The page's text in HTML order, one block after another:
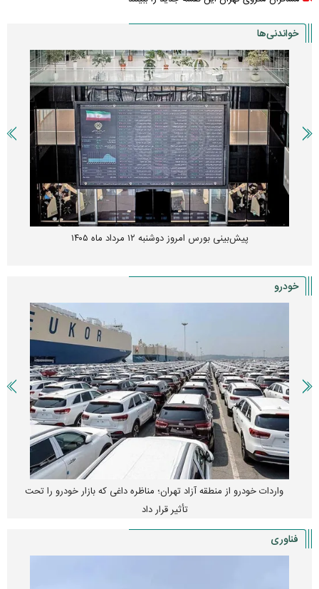
خواندنی‌ها
پیش‌بینی بورس امروز دوشنبه ۱۲ مرداد ماه ۱۴۰۵
خودرو
واردات خودرو از منطقه آزاد تهران؛ مناظره داغی که بازار خودرو را تحت
تأثیر قرار داد
فناوری